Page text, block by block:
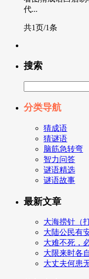
代...
共1页/1条
搜索
分类导航
猜成语
猜谜语
脑筋急转弯
智力问答
谜语精选
谜语故事
最新文章
大海捞针（
大陆公民有
大难不死，
大限来时各
大丈夫何患